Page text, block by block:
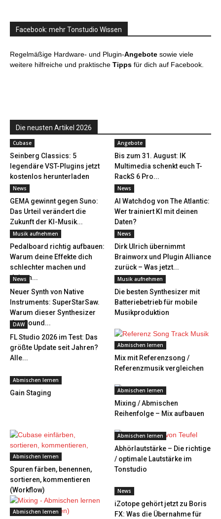
Facebook: mehr Tonstudio Wissen
Regelmäßige Hardware- und Plugin-Angebote sowie viele
weitere hilfreiche und praktische Tipps für dich auf Facebook.
Die neusten Artikel 2026
Cubase
Seinberg Classics: 5
legendäre VST-Plugins jetzt
kostenlos herunterladen
Angebote
Bis zum 31. August: IK
Multimedia schenkt euch T-
RackS 6 Pro...
News
GEMA gewinnt gegen Suno:
Das Urteil verändert die
Zukunft der KI-Musik...
News
AI Watchdog von The Atlantic:
Wer trainiert KI mit deinen
Daten?
Musik aufnehmen
Pedalboard richtig aufbauen:
Warum deine Effekte dich
schlechter machen und
deinen...
News
Dirk Ulrich übernimmt
Brainworx und Plugin Alliance
zurück – Was jetzt...
News
Neuer Synth von Native
Instruments: SuperStarSaw.
Warum dieser Synthesizer
den Sound...
Musik aufnehmen
Die besten Synthesizer mit
Batteriebetrieb für mobile
Musikproduktion
DAW
FL Studio 2026 im Test: Das
größte Update seit Jahren?
Alle...
Abmischen lernen
Mix mit Referenzsong /
Referenzmusik vergleichen
Abmischen lernen
Gain Staging Abmischen lernen
Mixing / Abmischen
Reihenfolge – Mix aufbauen
Abmischen lernen
Spuren färben, benennen,
sortieren, kommentieren
(Workflow)
Abmischen lernen
Abhörlautstärke – Die richtige
/ optimale Lautstärke im
Tonstudio
Abmischen lernen
News
iZotope gehört jetzt zu Boris
FX: Was die Übernahme für